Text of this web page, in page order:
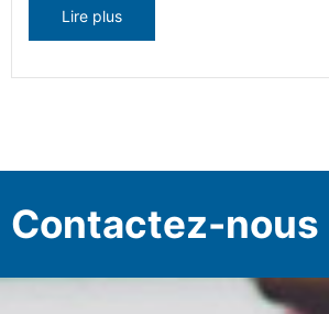
Lire plus
Contactez-